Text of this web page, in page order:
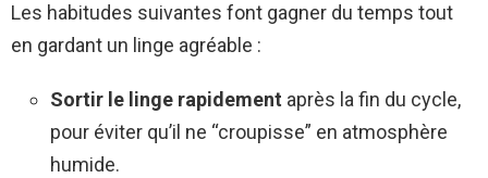
Les habitudes suivantes font gagner du temps tout
en gardant un linge agréable :
Sortir le linge rapidement après la fin du cycle,
pour éviter qu’il ne “croupisse” en atmosphère
humide.